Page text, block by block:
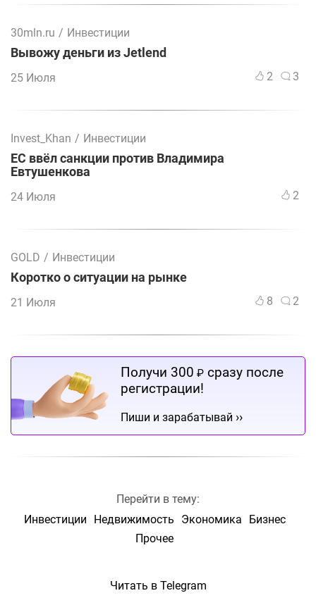
30mln.ru / Инвестиции
Вывожу деньги из Jetlend
25 Июля 2 3
Invest_Khan / Инвестиции
ЕС ввёл санкции против Владимира
Евтушенкова
24 Июля 2
GOLD / Инвестиции
Коротко о ситуации на рынке
21 Июля 8 2
Получи 300 ₽ сразу после
регистрации!
Пиши и зарабатывай ››
Перейти в тему:
Инвестиции
Недвижимость Экономика
Бизнес
Прочее
Читать в Telegram